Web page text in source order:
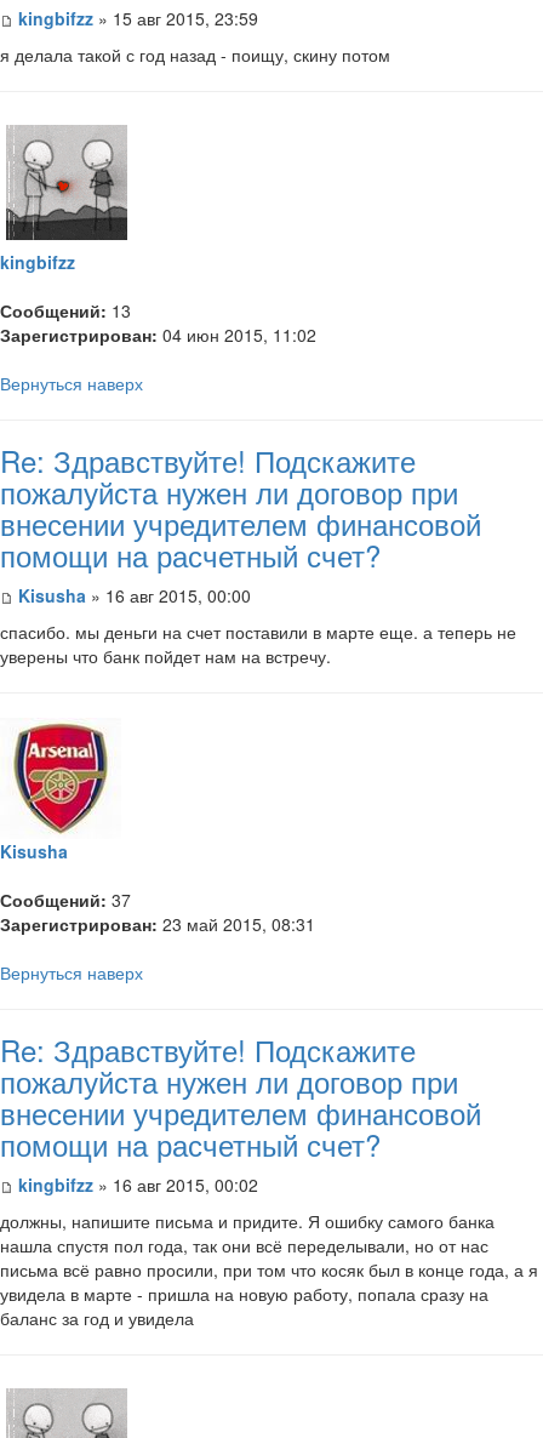
kingbifzz » 15 авг 2015, 23:59
я делала такой с год назад - поищу, скину потом
kingbifzz
Сообщений: 13
Зарегистрирован: 04 июн 2015, 11:02
Вернуться наверх
Re: Здравствуйте! Подскажите
пожалуйста нужен ли договор при
внесении учредителем финансовой
помощи на расчетный счет?
Kisusha » 16 авг 2015, 00:00
спасибо. мы деньги на счет поставили в марте еще. а теперь не
уверены что банк пойдет нам на встречу.
Kisusha
Сообщений: 37
Зарегистрирован: 23 май 2015, 08:31
Вернуться наверх
Re: Здравствуйте! Подскажите
пожалуйста нужен ли договор при
внесении учредителем финансовой
помощи на расчетный счет?
kingbifzz » 16 авг 2015, 00:02
должны, напишите письма и придите. Я ошибку самого банка
нашла спустя пол года, так они всё переделывали, но от нас
письма всё равно просили, при том что косяк был в конце года, а я
увидела в марте - пришла на новую работу, попала сразу на
баланс за год и увидела